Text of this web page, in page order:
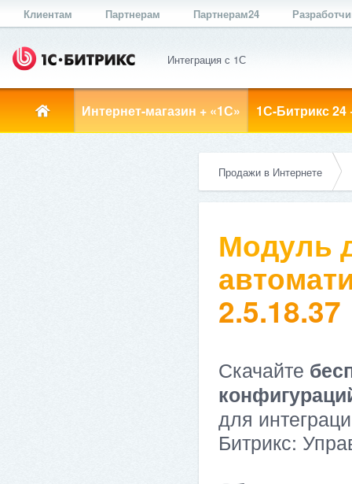
Клиентам Партнерам Партнерам24
Интеграция с 1С
Интернет-магазин + «1С» 1С-Битрикс 24
Продажи в Интернете
Модуль
2.5.18.37
Скачайте
для
Битрикс: